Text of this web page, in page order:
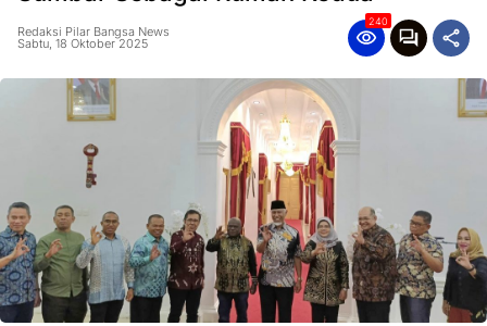
Redaksi Pilar Bangsa News
Sabtu, 18 Oktober 2025
240